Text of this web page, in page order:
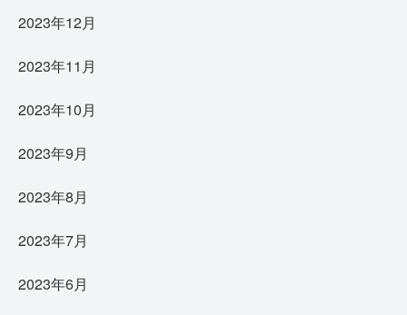
2023年12月
2023年11月
2023年10月
2023年9月
2023年8月
2023年7月
2023年6月